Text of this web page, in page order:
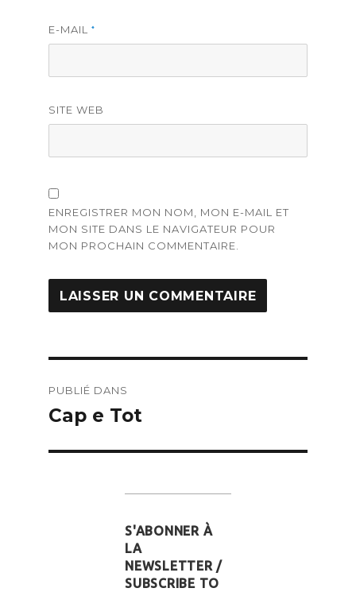
E-MAIL *
SITE WEB
ENREGISTRER MON NOM, MON E-MAIL ET
MON SITE DANS LE NAVIGATEUR POUR
MON PROCHAIN COMMENTAIRE.
de
l’article
PUBLIÉ DANS
Cap e Tot
S'ABONNER À
LA
NEWSLETTER /
SUBSCRIBE TO